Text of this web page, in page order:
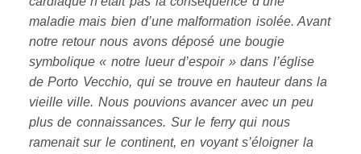
maladie mais bien d’une malformation isolée. Avant
notre retour nous avons déposé une bougie
symbolique « notre lueur d’espoir » dans l’église
de Porto Vecchio, qui se trouve en hauteur dans la
vieille ville. Nous pouvions avancer avec un peu
plus de connaissances. Sur le ferry qui nous
ramenait sur le continent, en voyant s’éloigner la